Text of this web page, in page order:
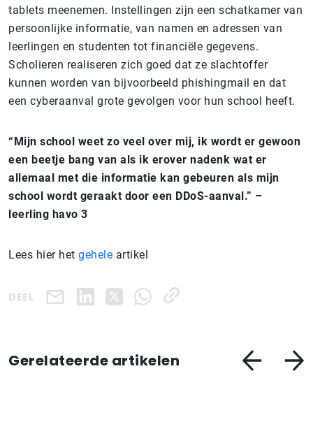
tablets meenemen. Instellingen zijn een schatkamer van
persoonlijke informatie, van namen en adressen van
leerlingen en studenten tot financiële gegevens.
Scholieren realiseren zich goed dat ze slachtoffer
kunnen worden van bijvoorbeeld phishingmail en dat
een cyberaanval grote gevolgen voor hun school heeft.
“Mijn school weet zo veel over mij, ik wordt er gewoon
een beetje bang van als ik erover nadenk wat er
allemaal met die informatie kan gebeuren als mijn
school wordt geraakt door een DDoS-aanval.” –
leerling havo 3
Lees hier het gehele artikel
DEEL
Gerelateerde artikelen